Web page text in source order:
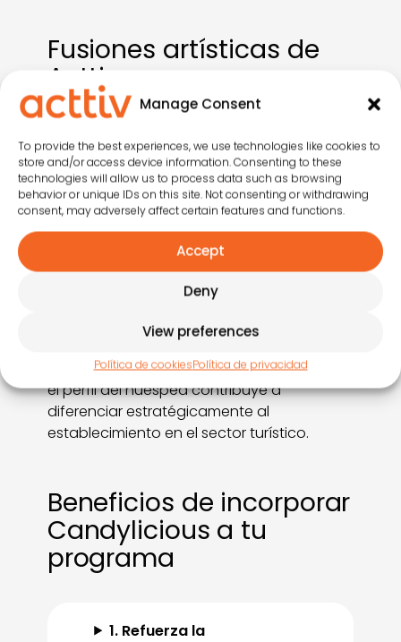
Manage Consent
To provide the best experiences, we use technologies like cookies to
store and/or access device information. Consenting to these
technologies will allow us to process data such as browsing
behavior or unique IDs on this site. Not consenting or withdrawing
consent, may adversely affect certain features and functions.
Accept
Deny
View preferences
Política de cookiesPolítica de privacidad
Fusiones artísticas de
Acttiv
de fusiones artísticas para redefinir el
entretenimiento en establecimientos
turísticos: no se trata solo de ofrecer
espectáculos, sino decombinar
piezas integradas que enriquecen la
experiencia del huésped y posicionan a los
establecimientos como referentes de
innovación en el sector. Su formato flexible
permite montajes en distintos espacios del
hotel, y su diseño alineado con la marca y
el perfil del huésped contribuye a
diferenciar estratégicamente al
establecimiento en el sector turístico.
Beneficios de incorporar
Candylicious a tu
programa
1. Refuerza la